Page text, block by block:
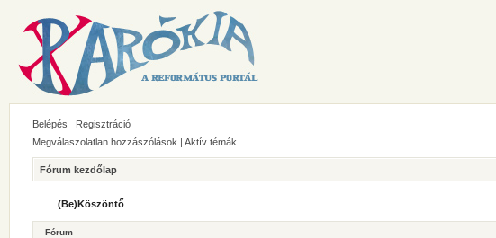
Belépés Regisztráció
Megválaszolatlan hozzászólások | Aktív témák
Fórum kezdőlap
(Be)Köszöntő
Fórum